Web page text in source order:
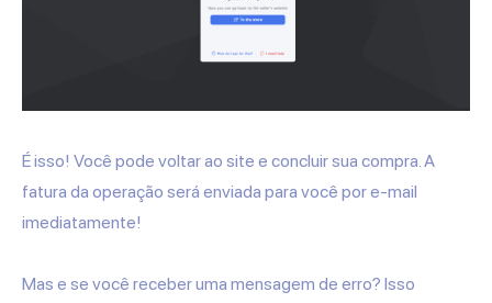
É isso! Você pode voltar ao site e concluir sua compra. A
fatura da operação será enviada para você por e-mail
imediatamente!
Mas e se você receber uma mensagem de erro? Isso